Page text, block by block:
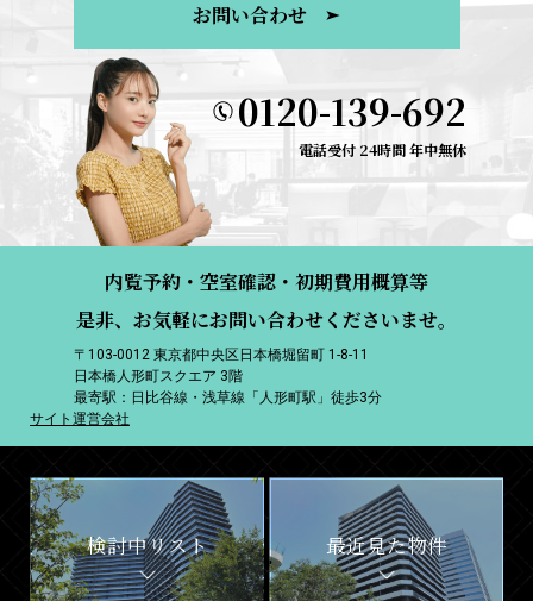
お問い合わせ
0120-139-692
電話受付 24時間 年中無休
内覧予約・空室確認・初期費用概算等
是非、お気軽にお問い合わせくださいませ。
〒103-0012 東京都中央区日本橋堀留町 1-8-11
日本橋人形町スクエア 3階
最寄駅：日比谷線・浅草線「人形町駅」徒歩3分
サイト運営会社
検討中リスト 最近見た物件